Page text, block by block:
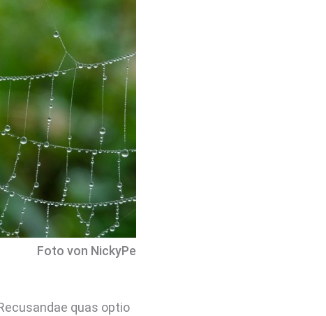
Foto von NickyPe
quas optio